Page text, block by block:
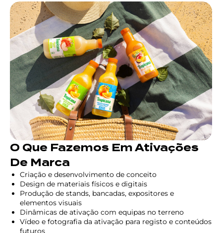
O Que Fazemos Em Ativações
De Marca
Criação e desenvolvimento de conceito
Design de materiais físicos e digitais
Produção de stands, bancadas, expositores e
elementos visuais
Dinâmicas de ativação com equipas no terreno
Vídeo e fotografia da ativação para registo e conteúdos
futuros